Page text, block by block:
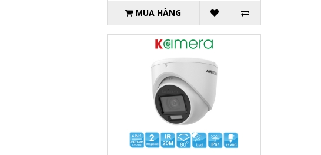
MUA HÀNG